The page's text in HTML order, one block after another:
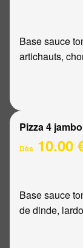
Base sauce
artichauts,
Pizza 4
Dès 10.00
Base sauce
de dinde,